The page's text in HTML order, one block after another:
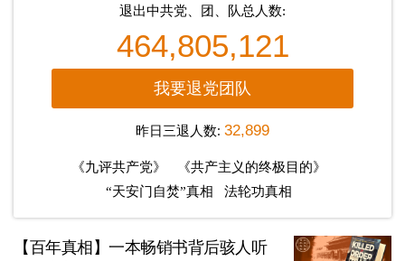
退出中共党、团、队总人数:
464,805,121
我要退党团队
昨日三退人数: 32,899
《九评共产党》
《共产主义的终极目的》
“天安门自焚”真相
法轮功真相
【百年真相】一本畅销书背后骇人听